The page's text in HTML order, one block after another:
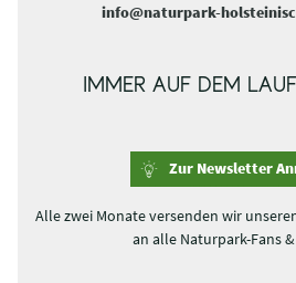
info@naturpark-
IMMER AUF DEM
Zur Newsletter
Alle zwei Monate versenden wir
an alle Naturpark-Fans